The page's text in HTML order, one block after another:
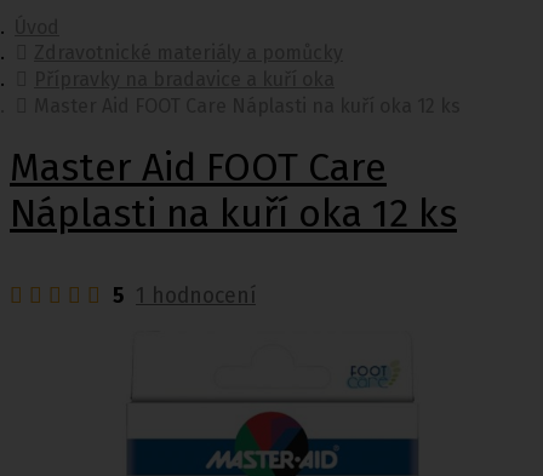
Master Aid FOOT Care
Náplasti na kuří oka 12 ks
5 1 hodnocení